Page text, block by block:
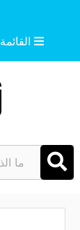
القائمة